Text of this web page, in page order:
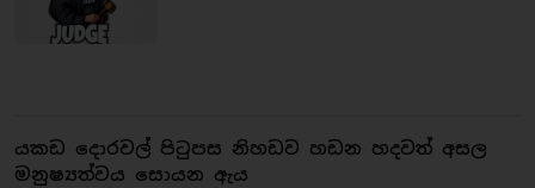
යකඩ දොරවල් පිටුපස නිහඩව හඩන හදවත් අසල
මනුෂ්‍යත්වය සොයන ඇය